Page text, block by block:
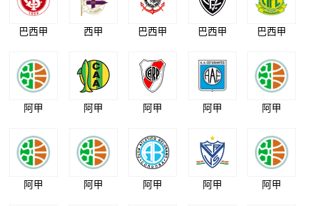
巴西甲 西甲 巴西甲 巴西甲 巴西甲
阿甲 阿甲 阿甲 阿甲 阿甲
阿甲 阿甲 阿甲 阿甲 阿甲